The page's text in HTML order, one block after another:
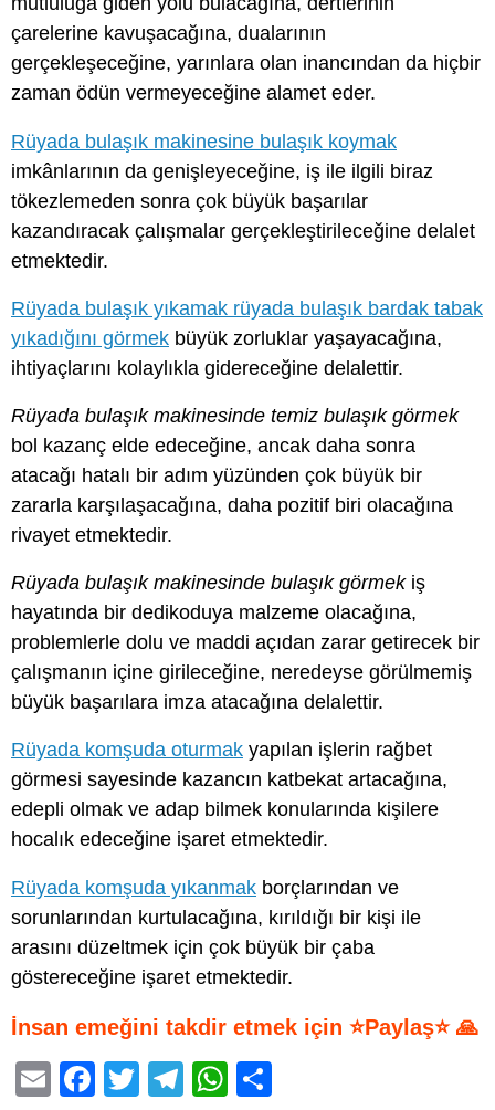
çarelerine kavuşacağına, dualarının
gerçekleşeceğine, yarınlara olan inancından da hiçbir
zaman ödün vermeyeceğine alamet eder.
Rüyada bulaşık makinesine bulaşık koymak
imkânlarının da genişleyeceğine, iş ile ilgili biraz
tökezlemeden sonra çok büyük başarılar
kazandıracak çalışmalar gerçekleştirileceğine delalet
etmektedir.
Rüyada bulaşık yıkamak rüyada bulaşık bardak tabak
yıkadığını görmek büyük zorluklar yaşayacağına,
ihtiyaçlarını kolaylıkla gidereceğine delalettir.
Rüyada bulaşık makinesinde temiz bulaşık görmek
bol kazanç elde edeceğine, ancak daha sonra
atacağı hatalı bir adım yüzünden çok büyük bir
zararla karşılaşacağına, daha pozitif biri olacağına
rivayet etmektedir.
Rüyada bulaşık makinesinde bulaşık görmekiş
hayatında bir dedikoduya malzeme olacağına,
problemlerle dolu ve maddi açıdan zarar getirecek bir
çalışmanın içine girileceğine, neredeyse görülmemiş
büyük başarılara imza atacağına delalettir.
Rüyada komşuda oturmak yapılan işlerin rağbet
görmesi sayesinde kazancın katbekat artacağına,
edepli olmak ve adap bilmek konularında kişilere
hocalık edeceğine işaret etmektedir.
Rüyada komşuda yıkanmak borçlarından ve
sorunlarından kurtulacağına, kırıldığı bir kişi ile
arasını düzeltmek için çok büyük bir çaba
göstereceğine işaret etmektedir.
İnsan emeğini takdir etmek için ⭐Paylaş⭐ 🙏
E
F
T
T
W